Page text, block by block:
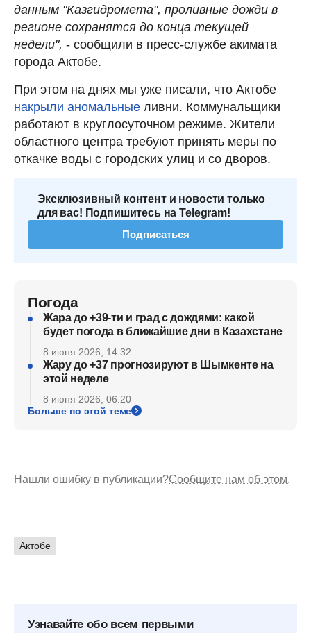
данным "Казгидромета", проливные дожди в
регионе сохранятся до конца текущей
недели", - сообщили в пресс-службе акимата
города Актобе.
При этом на днях мы уже писали, что Актобе
накрыли аномальные ливни. Коммунальщики
работают в круглосуточном режиме. Жители
областного центра требуют принять меры по
откачке воды с городских улиц и со дворов.
Эксклюзивный контент и новости только
для вас! Подпишитесь на Telegram!
Подписаться
Погода
Жара до +39-ти и град с дождями: какой
будет погода в ближайшие дни в Казахстане
8 июня 2026, 14:32
Жару до +37 прогнозируют в Шымкенте на
этой неделе
8 июня 2026, 06:20
Больше по этой теме
Нашли ошибку в публикации?Сообщите нам об этом.
Актобе
Узнавайте обо всем первыми